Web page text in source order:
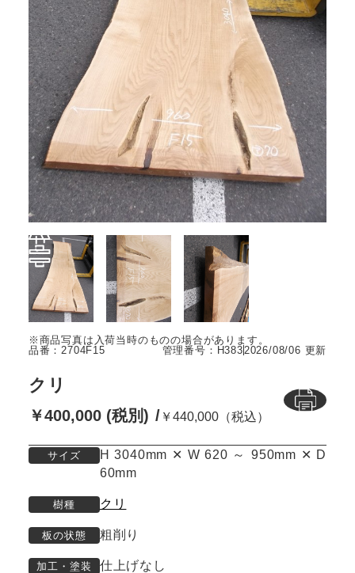
品番：2704F15 管理番号：H3832026/08/06 更新
クリ
￥400,000 (税別) ￥440,000（税込）
サイズ
H 3040mm ✕ W 620 ～ 950mm ✕ D
60mm
樹種 クリ
板の状態 粗削り
加工・塗装 仕上げなし